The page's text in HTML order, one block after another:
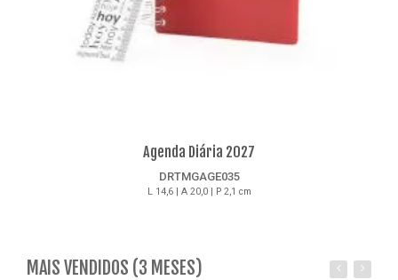
Agenda Diária 2027
DRTMGAGE035
L 14,6 | A 20,0 | P 2,1 cm
MAIS VENDIDOS (3 MESES)